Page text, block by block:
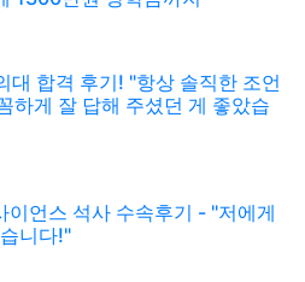
합격 후기! "항상 솔직한 조언
하게 잘 답해 주셨던 게 좋았습
이언스 석사 수속후기 - "저에게
니다!"